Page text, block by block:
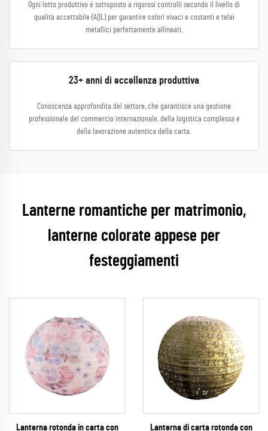
Ogni lotto produttivo è sottoposto a rigorosi controlli secondo il livello di
qualità accettabile (AQL) per garantire colori vivaci e costanti e telai
metallici perfettamente allineati.
23+ anni di eccellenza produttiva
Conoscenza approfondita del settore, che garantisce una gestione
professionale del commercio internazionale, della logistica complessa e
della lavorazione autentica della carta.
Lanterne romantiche per matrimonio,
lanterne colorate appese per
festeggiamenti
Lanterna rotonda in carta con Lanterna di carta rotonda con